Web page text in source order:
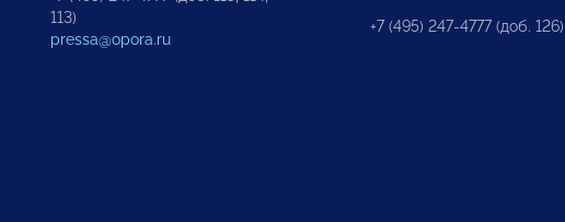
113)
pressa@opora.ru
+7 (495) 247-4777 (доб. 126)